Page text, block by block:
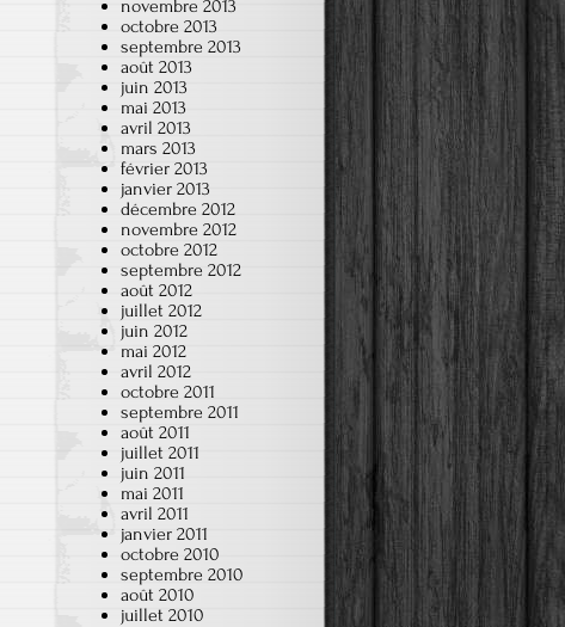
novembre 2013
octobre 2013
septembre 2013
août 2013
juin 2013
mai 2013
avril 2013
mars 2013
février 2013
janvier 2013
décembre 2012
novembre 2012
octobre 2012
septembre 2012
août 2012
juillet 2012
juin 2012
mai 2012
avril 2012
octobre 2011
septembre 2011
août 2011
juillet 2011
juin 2011
mai 2011
avril 2011
janvier 2011
octobre 2010
septembre 2010
août 2010
juillet 2010